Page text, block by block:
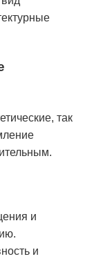
так
и
и